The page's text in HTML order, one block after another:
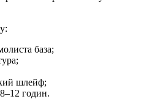
база;
шлейф;
годин.